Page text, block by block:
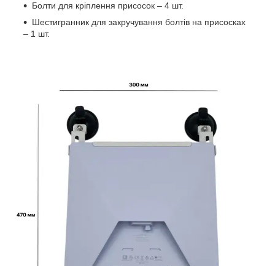
Болти для кріплення присосок – 4 шт.
Шестигранник для закручування болтів на присосках
– 1 шт.